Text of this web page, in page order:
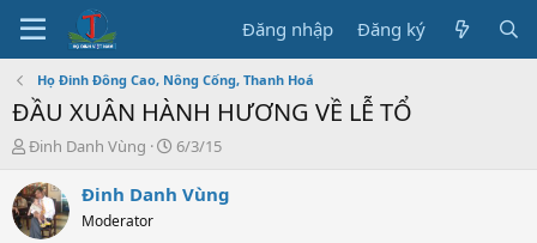
Đăng nhập Đăng ký
Họ Đinh Đông Cao, Nông Cống, Thanh Hoá
ĐẦU XUÂN HÀNH HƯƠNG VỀ LỄ TỔ
T
r
e
a
Đinh Danh Vùng
N
à
6/3/15
Đinh Danh Vùng
Moderator